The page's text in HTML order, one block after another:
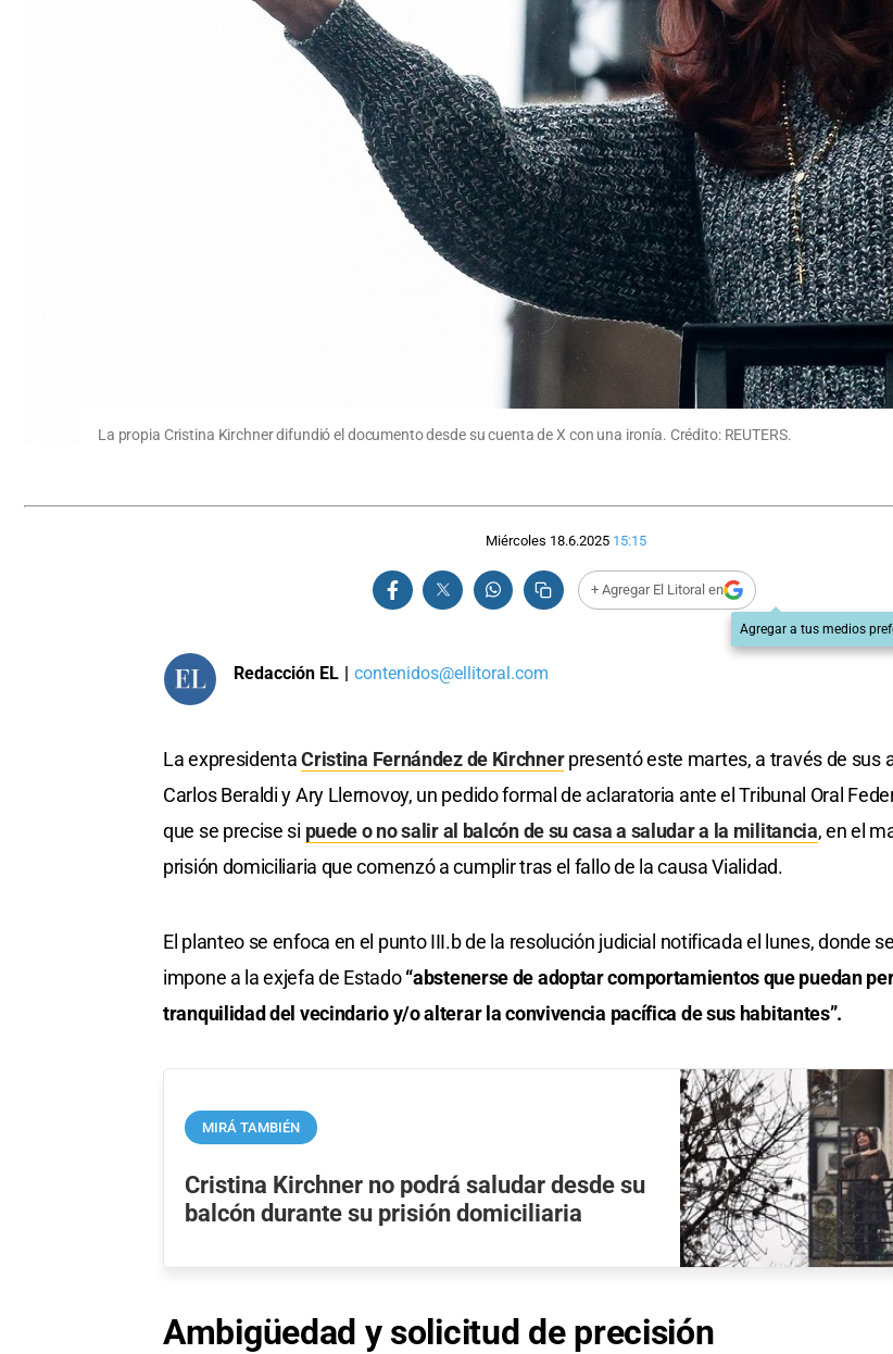
La propia Cristina Kirchner difundió el documento desde su cuenta de X con una ironía. Crédito: REUTERS.
Miércoles 18.6.2025 15:15
+ Agregar El Litoral en
Agregar a tus medios
Redacción EL | contenidos@ellitoral.com
La expresidentaCristina Fernández de Kirchnerpresentó este martes, a través de sus
Carlos Beraldi y Ary Llernovoy, un pedido formal de aclaratoria ante el Tribunal Oral
que se precise si puede o no salir al balcón de su casa a saludar a la militancia, en el
prisión domiciliaria que comenzó a cumplir tras el fallo de la causa Vialidad.
El planteo se enfoca en el punto III.b de la resolución judicial notificada el lunes, donde
impone a la exjefa de Estado“abstenerse de adoptar comportamientos que puedan
tranquilidad del vecindario y/o alterar la convivencia pacífica de sus habitantes”.
MIRÁ TAMBIÉN
Cristina Kirchner no podrá saludar desde su
balcón durante su prisión domiciliaria
Ambigüedad y solicitud de precisión